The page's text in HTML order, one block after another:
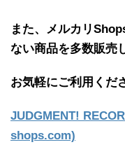
また、メルカリ
ない商品を多数販売
お気軽にご利用くだ
JUDGMENT!
shops.com)